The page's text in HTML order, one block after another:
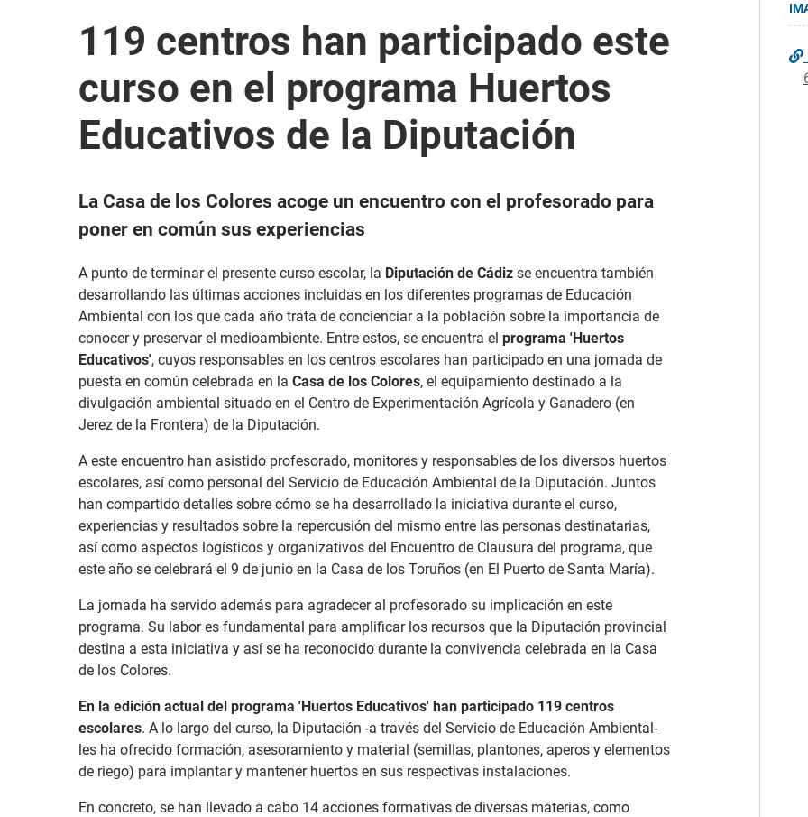
119 centros han participado este
curso en el programa Huertos
Educativos de la Diputación
La Casa de los Colores acoge un encuentro con el profesorado para
poner en común sus experiencias
A punto de terminar el presente curso escolar, la Diputación de Cádiz se encuentra también
desarrollando las últimas acciones incluidas en los diferentes programas de Educación
Ambiental con los que cada año trata de concienciar a la población sobre la importancia de
conocer y preservar el medioambiente. Entre estos, se encuentra el programa 'Huertos
Educativos', cuyos responsables en los centros escolares han participado en una jornada de
puesta en común celebrada en la Casa de los Colores, el equipamiento destinado a la
divulgación ambiental situado en el Centro de Experimentación Agrícola y Ganadero (en
Jerez de la Frontera) de la Diputación.
A este encuentro han asistido profesorado, monitores y responsables de los diversos huertos
escolares, así como personal del Servicio de Educación Ambiental de la Diputación. Juntos
han compartido detalles sobre cómo se ha desarrollado la iniciativa durante el curso,
experiencias y resultados sobre la repercusión del mismo entre las personas destinatarias,
así como aspectos logísticos y organizativos del Encuentro de Clausura del programa, que
este año se celebrará el 9 de junio en la Casa de los Toruños (en El Puerto de Santa María).
La jornada ha servido además para agradecer al profesorado su implicación en este
programa. Su labor es fundamental para amplificar los recursos que la Diputación provincial
destina a esta iniciativa y así se ha reconocido durante la convivencia celebrada en la Casa
de los Colores.
En la edición actual del programa 'Huertos Educativos' han participado 119 centros
escolares. A lo largo del curso, la Diputación -a través del Servicio de Educación Ambiental-
les ha ofrecido formación, asesoramiento y material (semillas, plantones, aperos y elementos
de riego) para implantar y mantener huertos en sus respectivas instalaciones.
En concreto, se han llevado a cabo 14 acciones formativas de diversas materias, como